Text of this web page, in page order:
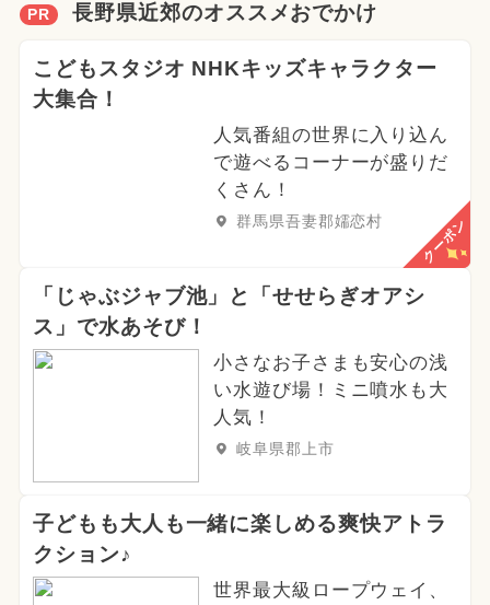
PR 長野県近郊のオススメおでかけ
こどもスタジオ NHKキッズキャラクター
大集合！
人気番組の世界に入り込ん
で遊べるコーナーが盛りだ
くさん！
群馬県吾妻郡嬬恋村 クーポン
「じゃぶジャブ池」と「せせらぎオアシ
ス」で水あそび！
小さなお子さまも安心の浅
い水遊び場！ミニ噴水も大
人気！
岐阜県郡上市
子どもも大人も一緒に楽しめる爽快アトラ
クション♪
世界最大級ロープウェイ、